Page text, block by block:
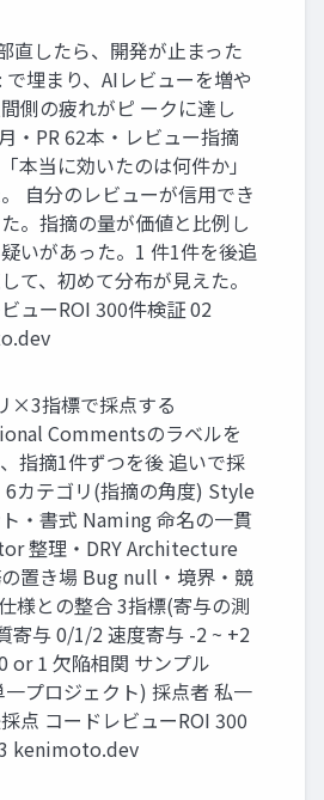
直したら、開発が止まった
埋まり、AIレビューを増や
側の疲れがピ ークに達し
・PR 62本・レビュー指摘
本当に効いたのは何件か」
自分のレビューが信用でき
。指摘の量が価値と比例し
いがあった。1 件1件を後追
て、初めて分布が見えた。
ューROI 300件検証 02
×3指標で採点する
Commentsのラベルを
指摘1件ずつを後 追いで採
6カテゴリ(指摘の角度) Style
・書式 Naming 命名の一貫
整理・DRY Architecture
置き場 Bug null・境界・競
様との整合 3指標(寄与の測
寄与 0/1/2 速度寄与 -2 ~ +2
or 1 欠陥相関 サンプル
プロジェクト) 採点者 私一
点 コードレビューROI 300
kenimoto.dev